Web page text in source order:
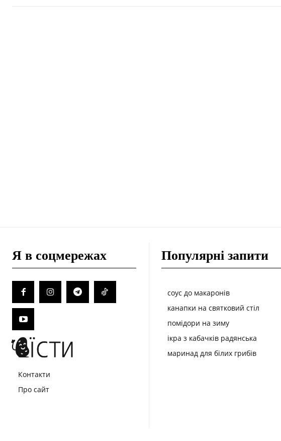
Я в соцмережах
Контакти
Про сайт
Популярні запити
соус до макаронів
канапки на святковий стіл
помідори на зиму
ікра з кабачків радянська
маринад для білих грибів